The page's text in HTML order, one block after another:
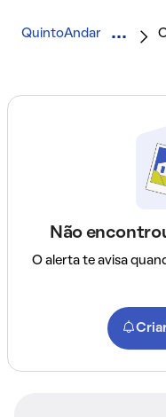
QuintoAndar
Não
O alerta te avisa